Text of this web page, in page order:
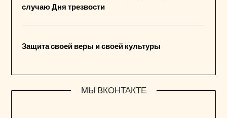
случаю Дня трезвости
Защита своей веры и своей культуры
МЫ ВКОНТАКТЕ